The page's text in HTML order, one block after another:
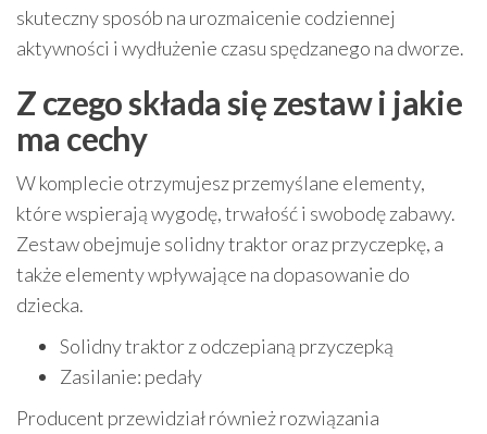
skuteczny sposób na urozmaicenie codziennej
aktywności i wydłużenie czasu spędzanego na dworze.
Z czego składa się zestaw i jakie
ma cechy
W komplecie otrzymujesz przemyślane elementy,
które wspierają wygodę, trwałość i swobodę zabawy.
Zestaw obejmuje solidny traktor oraz przyczepkę, a
także elementy wpływające na dopasowanie do
dziecka.
Solidny traktor z odczepianą przyczepką
Zasilanie: pedały
Producent przewidział również rozwiązania